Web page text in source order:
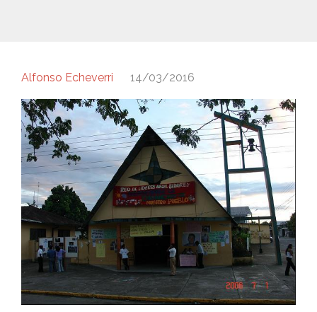
Alfonso Echeverri 14/03/2016